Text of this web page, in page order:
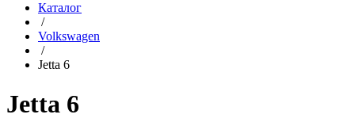
Каталог
/
Volkswagen
/
Jetta 6
Jetta 6